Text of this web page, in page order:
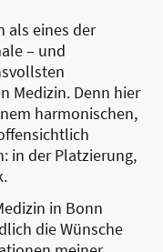
als eines der
– und
Medizin. Denn hier
harmonischen,
in der Platzierung,
in Bonn
die Wünsche